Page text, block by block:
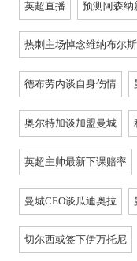
英超直播 预测阿森纳
热刺主场悼念维纳布尔斯
德布劳内谈自身伤情
奥尔特加谈加盟曼城
英超主帅最新下课赔率
曼城CEO谈瓜迪奥拉
切尔西或签下伊万托尼